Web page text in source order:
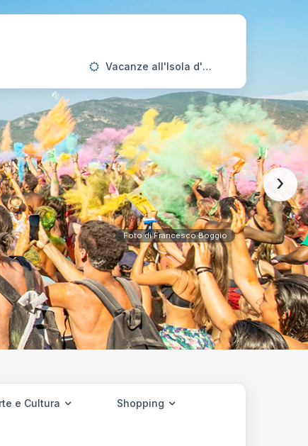
Vacanze all'Isola d'Elba
Foto di Francesco Boggio
›
e Cultura Shopping